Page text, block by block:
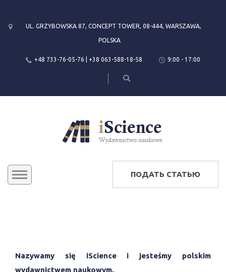
UL. GRZYBOWSKA 87, CONCEPT TOWER, 08-444, WARSZAWA,
POLSKA
+48 733-76-05-76 | +38 063-588-18-58 9:00 - 17:00
ПОДАТЬ СТАТЬЮ
Nazywamy się iScience i jesteśmy polskim
wydawnictwem naukowym.